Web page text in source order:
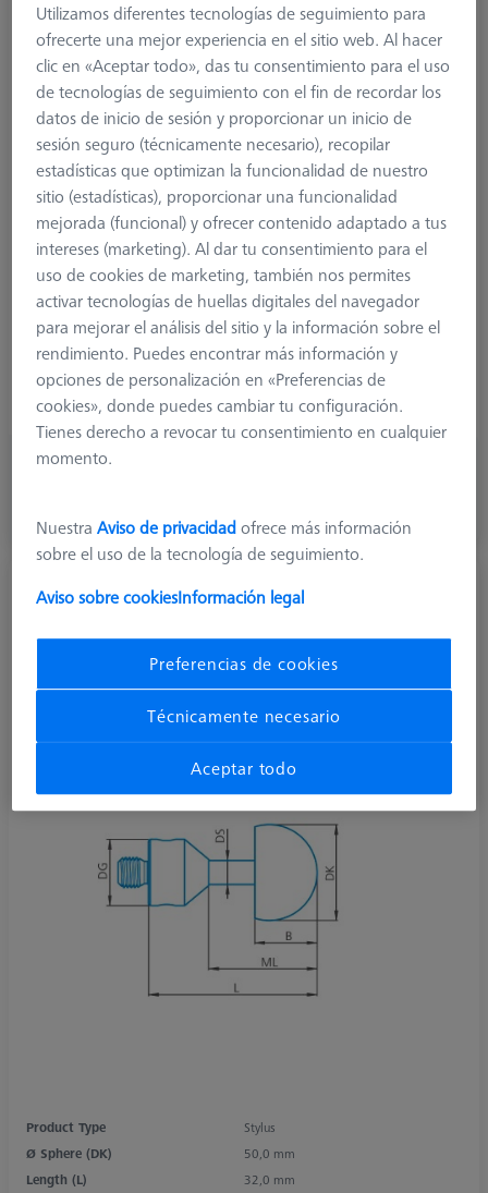
Product Type
Stylus
Ø Sphere (DK)
30,0 mm
Length (L)
25,0 mm
Stylus Tip Material
Ceramic
Stylus Tip
Hollow-Hemisphere
Shaft Material
Steel
Connection Type
M5
Stylus Type
Hemisphere Stylus
Application
Tactile
Ø Body (DG)
11,0 mm
378,30 €
Disponible
Palpadores hemisféricos M5, DK50 L32
Product Type
Stylus
Ø Sphere (DK)
50,0 mm
Length (L)
32,0 mm
Utilizamos diferentes tecnologías de seguimiento para
ofrecerte una mejor experiencia en el sitio web. Al hacer
clic en «Aceptar todo», das tu consentimiento para el uso
de tecnologías de seguimiento con el fin de recordar los
datos de inicio de sesión y proporcionar un inicio de
sesión seguro (técnicamente necesario), recopilar
estadísticas que optimizan la funcionalidad de nuestro
sitio (estadísticas), proporcionar una funcionalidad
mejorada (funcional) y ofrecer contenido adaptado a tus
intereses (marketing). Al dar tu consentimiento para el
uso de cookies de marketing, también nos permites
activar tecnologías de huellas digitales del navegador
para mejorar el análisis del sitio y la información sobre el
rendimiento. Puedes encontrar más información y
opciones de personalización en «Preferencias de
cookies», donde puedes cambiar tu configuración.
Tienes derecho a revocar tu consentimiento en cualquier
momento.
NuestraAviso de privacidadofrece más información
sobre el uso de la tecnología de seguimiento.
Aviso sobre cookiesInformación legal
Preferencias de cookies
Técnicamente necesario
Aceptar todo